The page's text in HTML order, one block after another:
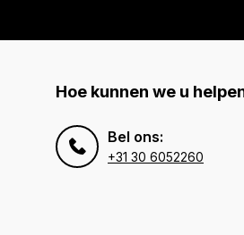
Hoe kunnen we u
Bel ons:
+31 30 6052260